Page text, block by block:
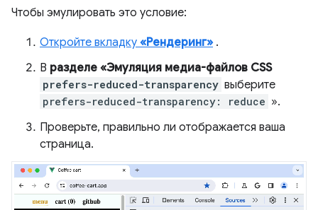
Чтобы эмулировать это условие:
Откройте вкладку «Рендеринг» .
В разделе «Эмуляция медиа-файлов CSS
prefers-reduced-transparency выберите
prefers-reduced-transparency: reduce ».
Проверьте, правильно ли отображается ваша
страница.